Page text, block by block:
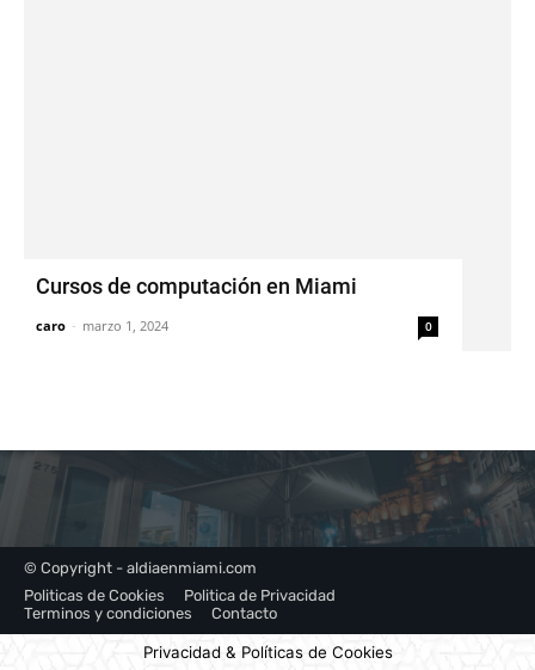
Cursos de computación en Miami
caro - marzo 1, 2024 0
© Copyright - aldiaenmiami.com
Politicas de Cookies
Politica de Privacidad
Terminos y condiciones
Contacto
Privacidad & Políticas de Cookies